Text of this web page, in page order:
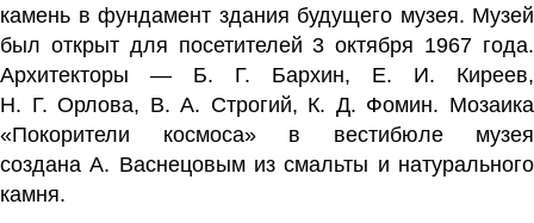
камень в фундамент здания будущего музея. Музей
был открыт для посетителей 3 октября 1967 года.
Архитекторы —
Б. Г. Бархин, Е. И. Киреев,
Н. Г. Орлова, В. А. Строгий, К. Д. Фомин. Мозаика
«Покорители космоса» в вестибюле музея
создана А. Васнецовым из смальты и натурального
камня.